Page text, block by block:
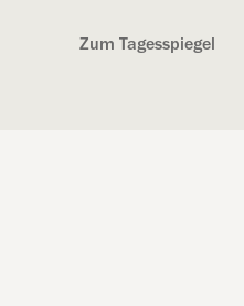
Zum Tagesspiegel